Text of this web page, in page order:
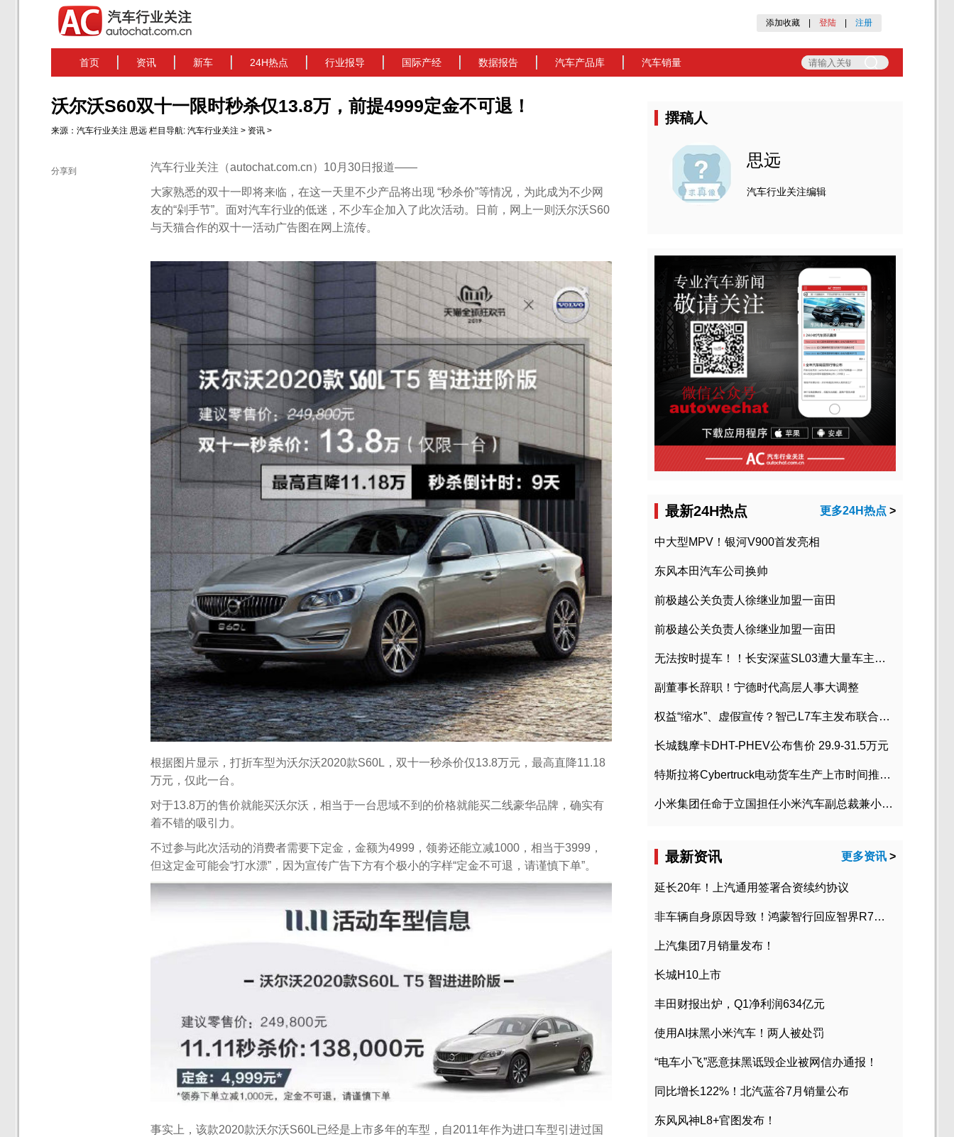
添加收藏 登陆 注册
首页 资讯 新车 24H热点 行业报导 国际产经 数据报告 汽车产品库 汽车销量
沃尔沃S60双十一限时秒杀仅13.8万，前提4999定金不可退！
来源： 汽车行业关注 思远 栏目导航: 汽车行业关注 > 资讯 >
分享到 汽车行业关注（autochat.com.cn）10月30日报道——
大家熟悉的双十一即将来临，在这一天里不少产品将出现 “秒杀价”等情况，为此成为不少网
友的“剁手节”。面对汽车行业的低迷，不少车企加入了此次活动。日前，网上一则沃尔沃S60
与天猫合作的双十一活动广告图在网上流传。
根据图片显示，打折车型为沃尔沃2020款S60L，双十一秒杀价仅13.8万元，最高直降11.18
万元，仅此一台。
对于13.8万的售价就能买沃尔沃，相当于一台思域不到的价格就能买二线豪华品牌，确实有
着不错的吸引力。
不过参与此次活动的消费者需要下定金，金额为4999，领劵还能立减1000，相当于3999，
但这定金可能会“打水漂”，因为宣传广告下方有个极小的字样“定金不可退，请谨慎下单”。
事实上，该款2020款沃尔沃S60L已经是上市多年的车型，自2011年作为进口车型引进过国
撰稿人
思远
汽车行业关注编辑
最新24H热点 更多24H热点 >
中大型MPV！银河V900首发亮相
东风本田汽车公司换帅
前极越公关负责人徐继业加盟一亩田
前极越公关负责人徐继业加盟一亩田
无法按时提车！！长安深蓝SL03遭大量车主投诉
副董事长辞职！宁德时代高层人事大调整
权益“缩水”、虚假宣传？智己L7车主发布联合维权声明
长城魏摩卡DHT-PHEV公布售价 29.9-31.5万元
特斯拉将Cybertruck电动货车生产上市时间推迟到2023年初
小米集团任命于立国担任小米汽车副总裁兼小米汽车北京总部政委
最新资讯 更多资讯 >
延长20年！上汽通用签署合资续约协议
非车辆自身原因导致！鸿蒙智行回应智界R7起火事故
上汽集团7月销量发布！
长城H10上市
丰田财报出炉，Q1净利润634亿元
使用AI抹黑小米汽车！两人被处罚
“电车小飞”恶意抹黑诋毁企业被网信办通报！
同比增长122%！北汽蓝谷7月销量公布
东风风神L8+官图发布！